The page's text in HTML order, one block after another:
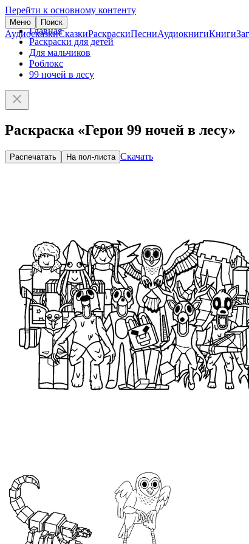
Перейти к основному контенту
Меню Поиск
АудиосказкиСказкиРаскраскиПесниАудиокнигиКниги
Главная
Раскраски для детей
Для мальчиков
Роблокс
99 ночей в лесу
Раскраска «Герои 99 ночей в лесу»
Распечатать На пол-листа Скачать